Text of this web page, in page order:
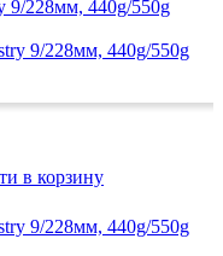
9/228мм, 440g/550g
в корзину